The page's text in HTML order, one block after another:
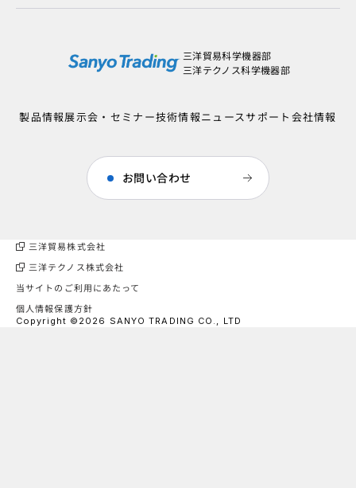
三洋貿易科学機器部
三洋テクノス科学機器部
製品情報展示会・セミナー技術情報ニュースサポート 会社情報
お問い合わせ
三洋貿易株式会社
三洋テクノス株式会社
当サイトのご利用にあたって
個人情報保護方針
Copyright ©2026 SANYO TRADING CO., LTD